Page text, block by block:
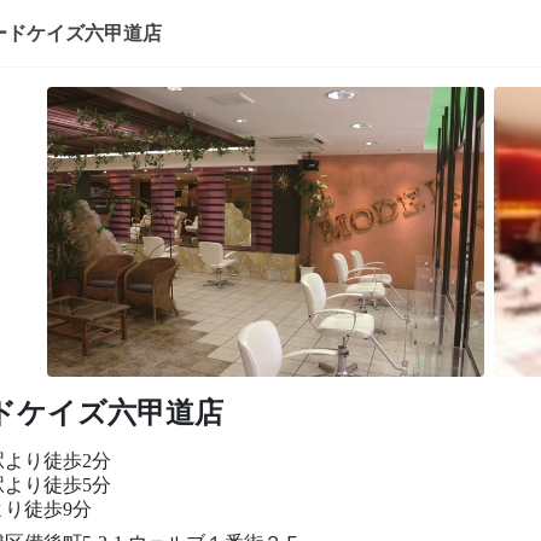
ドケイズ六甲道店
ケイズ六甲道店
り徒歩2分
り徒歩5分
徒歩9分